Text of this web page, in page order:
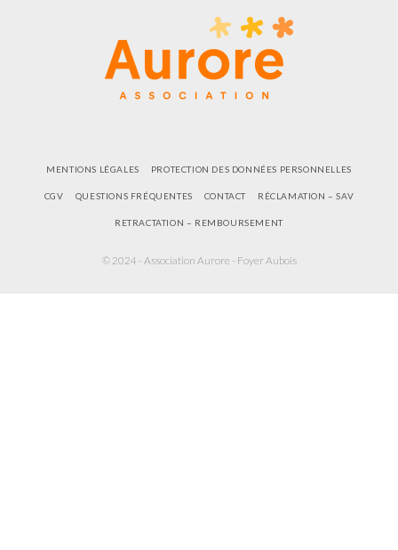
MENTIONS LÉGALES PROTECTION DES DONNÉES PERSONNELLES
CGV QUESTIONS FRÉQUENTES CONTACT RÉCLAMATION – SAV
RETRACTATION – REMBOURSEMENT
© 2024 - Association Aurore - Foyer Aubois